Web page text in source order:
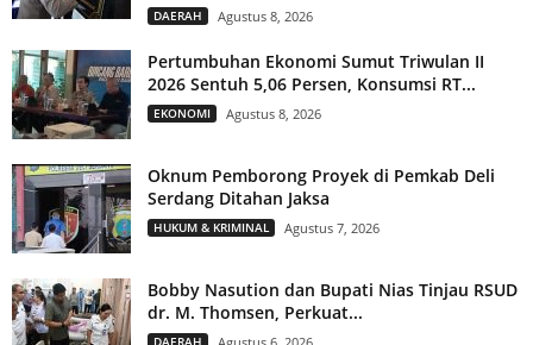
DAERAH Agustus 8, 2026
Pertumbuhan Ekonomi Sumut Triwulan II
2026 Sentuh 5,06 Persen, Konsumsi RT...
EKONOMI Agustus 8, 2026
Oknum Pemborong Proyek di Pemkab Deli
Serdang Ditahan Jaksa
HUKUM & KRIMINAL Agustus 7, 2026
Bobby Nasution dan Bupati Nias Tinjau RSUD
dr. M. Thomsen, Perkuat...
DAERAH